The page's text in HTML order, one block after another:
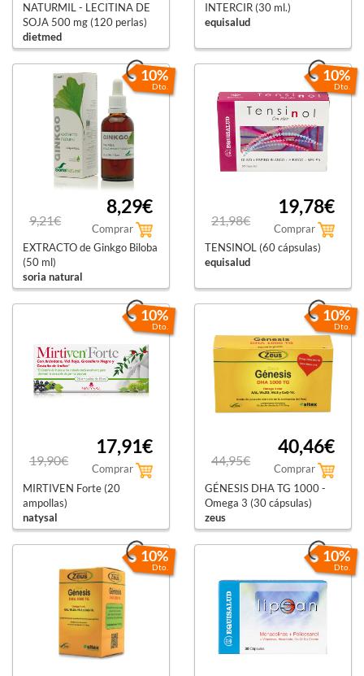
NATURMIL - LECITINA DE
SOJA 500 mg (120 perlas)
dietmed
INTERCIR (30 ml.)
equisalud
10%
Dto.
9,21€
8,29€
Comprar
EXTRACTO de Ginkgo Biloba
(50 ml)
soria natural
10%
Dto.
21,98€
19,78€
Comprar
TENSINOL (60 cápsulas)
equisalud
10%
Dto.
19,90€
17,91€
Comprar
MIRTIVEN Forte (20
ampollas)
natysal
10%
Dto.
44,95€
40,46€
Comprar
GÉNESIS DHA TG 1000 -
Omega 3 (30 cápsulas)
zeus
10%
Dto.
10%
Dto.